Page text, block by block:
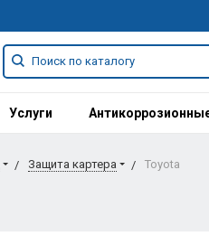
Услуги
Защита картера Toyota